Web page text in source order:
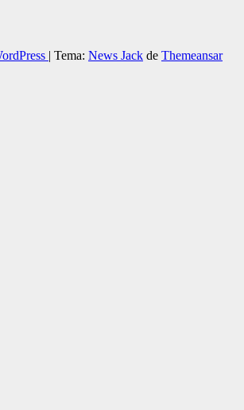
| Tema: News Jack de Themeansar